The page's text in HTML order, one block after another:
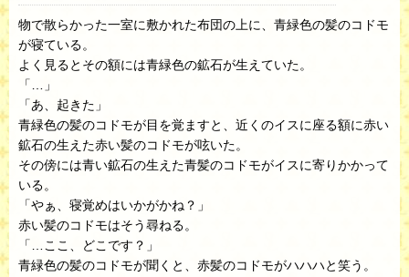
物で散らかった一室に敷かれた布団の上に、青緑色の髪のコドモ
が寝ている。
よく見るとその額には青緑色の鉱石が生えていた。
「…」
「あ、起きた」
青緑色の髪のコドモが目を覚ますと、近くのイスに座る額に赤い
鉱石の生えた赤い髪のコドモが呟いた。
その傍には青い鉱石の生えた青髪のコドモがイスに寄りかかって
いる。
「やぁ、寝覚めはいかがかね？」
赤い髪のコドモはそう尋ねる。
「…ここ、どこです？」
青緑色の髪のコドモが聞くと、赤髪のコドモがハハハと笑う。